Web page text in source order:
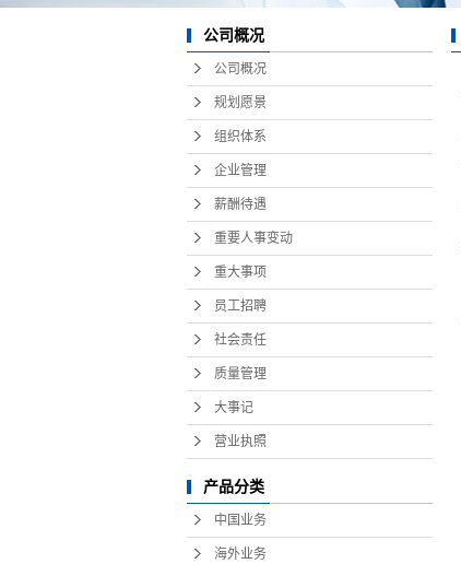
质量管理
公司概况
公司概况
规划愿景
组织体系
企业管理
薪酬待遇
重要人事变动
重大事项
员工招聘
社会责任
质量管理
大事记
营业执照
产品分类
中国业务
海外业务